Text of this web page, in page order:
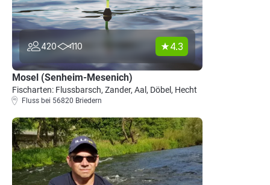
420 110 4.3
Mosel (Senheim-Mesenich)
Fischarten: Flussbarsch, Zander, Aal, Döbel, Hecht
Fluss bei 56820 Briedern